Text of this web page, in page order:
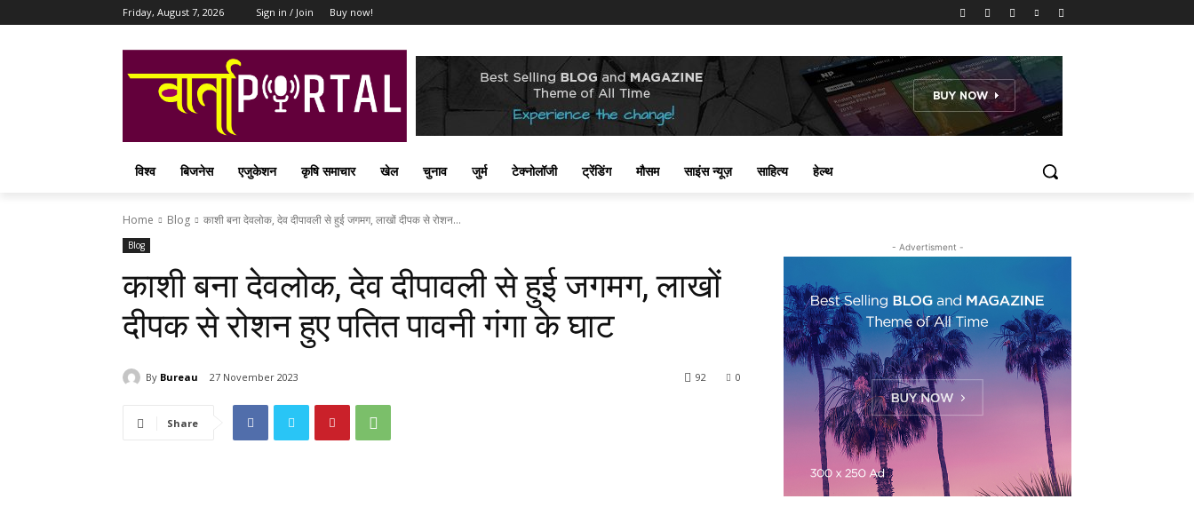
Friday, August 7, 2026 Sign in / Join Buy now!
विश्व बिजनेस एजुकेशन कृषि समाचार खेल चुनाव जुर्म टेक्नोलॉजी ट्रेंडिंग मौसम साइंस न्यूज़ साहित्य हेल्थ
Home Blog काशी बना देवलोक, देव दीपावली से हुई जगमग, लाखों दीपक से रोशन...
Blog
काशी बना देवलोक, देव दीपावली से हुई जगमग, लाखों
दीपक से रोशन हुए पतित पावनी गंगा के घाट
By Bureau 27 November 2023 0
92
Share
- Advertisment -